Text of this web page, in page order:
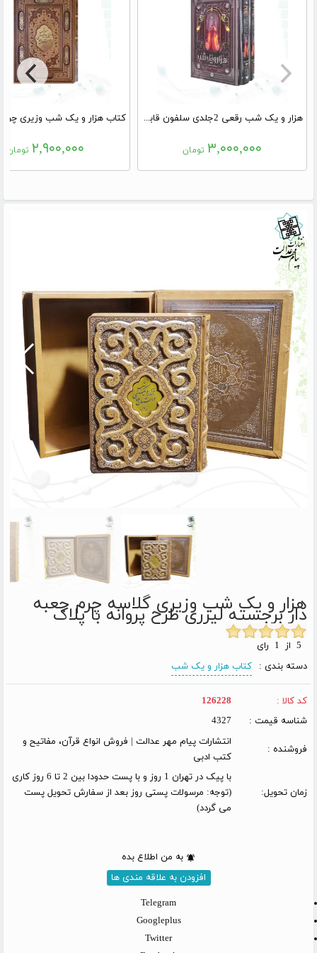
هزار و یک شب رقعی 2جلدی سلفون قابدارکشویی
۳,۰۰۰,۰۰۰ تومان ۲,۹۰۰,۰۰۰ تومان
هزار و یک شب وزیری گلاسه چرم جعبه
دار برجسته لیزری طرح پروانه با پلاک
دسته بندی :
کتاب هزار و یک شب
کد کالا :
126228
شناسه قیمت :
4327
فروشنده :
انتشارات پیام مهر عدالت | فروش انواع قرآن، مفاتیح و
کتب ادبی
زمان تحویل:
با پیک در تهران 1 روز و با پست حدودا بین 2 تا 6 روز کاری
(توجه: مرسولات پستی روز بعد از سفارش تحویل پست
می گردد)
به من اطلاع بده
افزودن به علاقه مندی ها
Telegram
Googleplus
Twitter